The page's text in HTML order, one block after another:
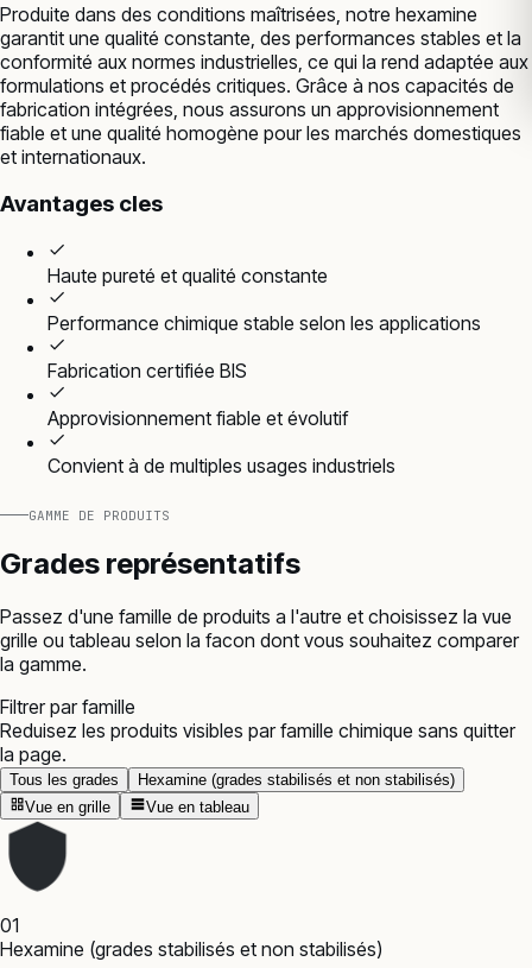
Produite dans des conditions maîtrisées, notre hexamine
garantit une qualité constante, des performances stables et la
conformité aux normes industrielles, ce qui la rend adaptée aux
formulations et procédés critiques. Grâce à nos capacités de
fabrication intégrées, nous assurons un approvisionnement
fiable et une qualité homogène pour les marchés domestiques
et internationaux.
Avantages cles
Haute pureté et qualité constante
Performance chimique stable selon les applications
Fabrication certifiée BIS
Approvisionnement fiable et évolutif
Convient à de multiples usages industriels
GAMME DE PRODUITS
Grades représentatifs
Passez d'une famille de produits a l'autre et choisissez la vue
grille ou tableau selon la facon dont vous souhaitez comparer
la gamme.
Filtrer par famille
Reduisez les produits visibles par famille chimique sans quitter
la page.
Tous les grades
Hexamine (grades stabilisés et non stabilisés)
Vue en grille
Vue en tableau
01
Hexamine (grades stabilisés et non stabilisés)